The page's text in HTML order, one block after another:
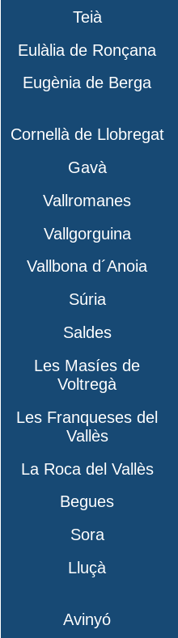
Teià
Eulàlia de Ronçana
Eugènia de Berga
Cornellà de Llobregat
Gavà
Vallromanes
Vallgorguina
Vallbona d´Anoia
Súria
Saldes
Les Masíes de
Voltregà
Les Franqueses del
Vallès
La Roca del Vallès
Begues
Sora
Lluçà
Avinyó